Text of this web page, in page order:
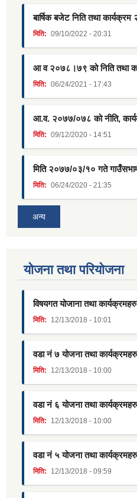
बार्षिक बजेट निति तथा
मिति: 09/10/2022 - 20:31
आ व २०७८।७९ को निति तथा
मिति: 06/24/2021 - 17:43
आ.व. २०७७/०७८ को नीति,
मिति: 09/12/2020 - 14:51
मिति २०७७/०३/१० गते
मिति: 06/24/2020 - 21:35
अन्य
याेजना तथा परियाेजना
विषयगत योजाना तथा
मिति: 12/13/2018 - 10:01
वडा नं ७ योजना तथा
मिति: 12/13/2018 - 10:00
वडा नं ६ योजना तथा
मिति: 12/13/2018 - 10:00
वडा नं ५ योजना तथा
मिति: 12/13/2018 - 09:59